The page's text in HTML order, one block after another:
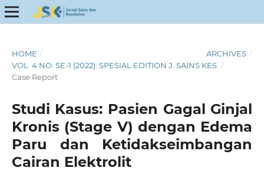
HOME / ARCHIVES /
VOL. 4 NO. SE-1 (2022): SPESIAL EDITION J. SAINS KES. /
Case Report
Studi Kasus: Pasien Gagal Ginjal
Kronis (Stage V) dengan Edema
Paru dan Ketidakseimbangan
Cairan Elektrolit